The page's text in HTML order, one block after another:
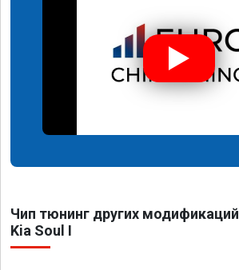
Чип тюнинг других модификаций
Kia Soul I